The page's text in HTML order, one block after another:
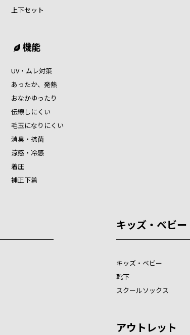
上下セット
機能
UV・ムレ対策
あったか、発熱
おなかゆったり
伝線しにくい
毛玉になりにくい
消臭・抗菌
涼感・冷感
着圧
補正下着
キッズ・ベビー
キッズ・ベビー
靴下
スクールソックス
アウトレット